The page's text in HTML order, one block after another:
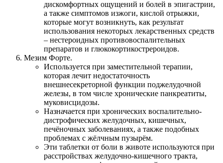
дискомфортных ощущений и болей в эпигастрии,
а также симптомов изжоги, кислой отрыжки,
которые могут возникнуть, как результат
использования некоторых лекарственных средств
– нестероидных противовоспалительных
препаратов и глюкокортикострероидов.
Мезим Форте.
Используется при заместительной терапии,
которая лечит недостаточность
внешнесекреторной функции поджелудочной
железы, в том числе хронические панкреатиты,
муковисцидозы.
Назначается при хронических воспалительно-
дистрофических желудочных, кишечных,
печёночных заболеваниях, а также подобных
проблемах с жёлчным пузырём.
Эти таблетки от боли в животе используются при
расстройствах желудочно-кишечного тракта,